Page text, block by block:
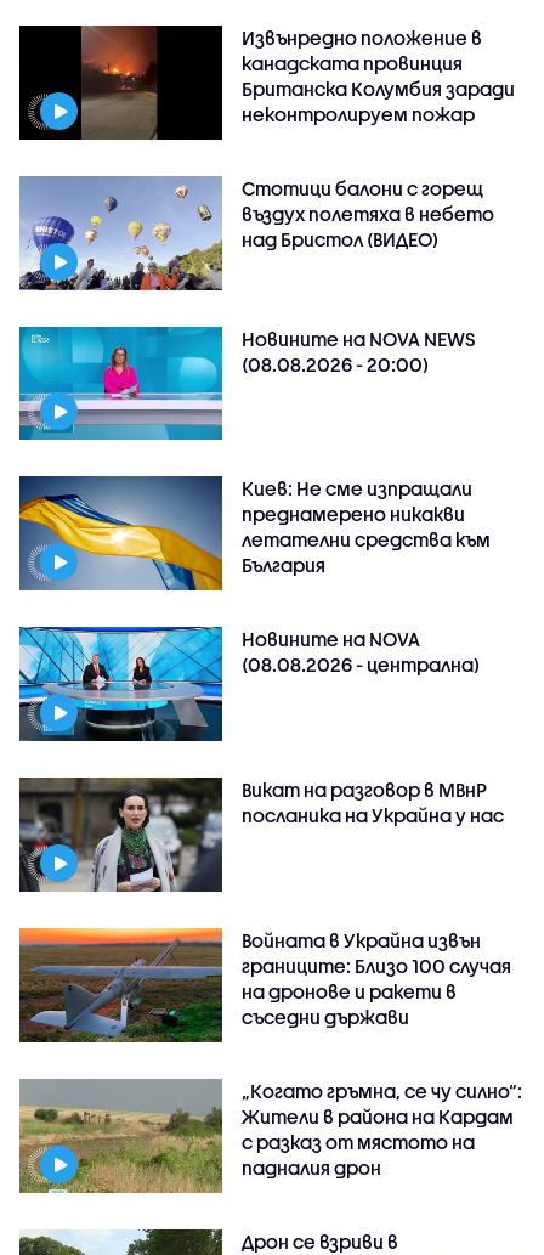
Извънредно положение в
канадската провинция
Британска Колумбия заради
неконтролируем пожар
Стотици балони с горещ
въздух полетяха в небето
над Бристол (ВИДЕО)
Новините на NOVA NEWS
(08.08.2026 - 20:00)
Киев: Не сме изпращали
преднамерено никакви
летателни средства към
България
Новините на NOVA
(08.08.2026 - централна)
Викат на разговор в МВнР
посланика на Украйна у нас
Войната в Украйна извън
границите: Близо 100 случая
на дронове и ракети в
съседни държави
„Когато гръмна, се чу силно“:
Жители в района на Кардам
с разказ от мястото на
падналия дрон
Дрон се взриви в